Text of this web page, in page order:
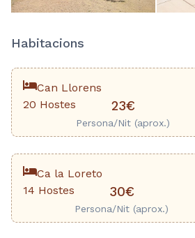
Habitacions
Can Llorens
20 Hostes
23€
Persona/Nit (aprox.)
Ca la Loreto
14 Hostes
30€
Persona/Nit (aprox.)